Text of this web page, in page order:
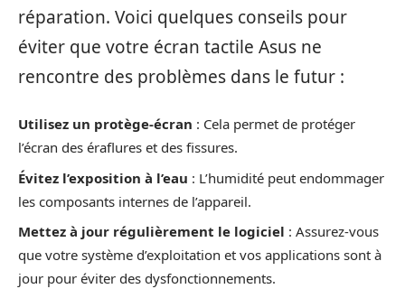
réparation. Voici quelques conseils pour
éviter que votre écran tactile Asus ne
rencontre des problèmes dans le futur :
Utilisez un protège-écran : Cela permet de protéger
l’écran des éraflures et des fissures.
Évitez l’exposition à l’eau : L’humidité peut endommager
les composants internes de l’appareil.
Mettez à jour régulièrement le logiciel : Assurez-vous
que votre système d’exploitation et vos applications sont à
jour pour éviter des dysfonctionnements.